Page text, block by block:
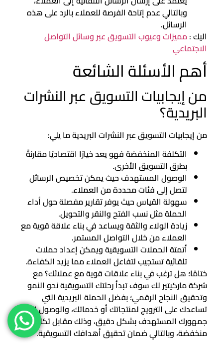
وبالتالي عدم إتاحة الفرصة للعملاء بالرد على هذه
الرسائل.
اليك :مميزات وعيوب التسويق عبر وسائل التواصل
الاجتماعي
أهم الأسئلة الشائعة
من إيجابيات التسويق عبر النشرات
البريدية؟
من إيجابيات التسويق عبر النشرات البريدية ما يلي:
التكلفة المنخفضة فهو يعد خيارًا اقتصاديًا مقارنةً
بطرق التسويق الأخرى.
الوصول المستهدف حيث يمكن تخصيص الرسائل
لتصل إلى فئات محددة من العملاء.
سهولة القياس حيث يوفر تقارير مفصلة حول أداء
الحملة مثل نسب الفتح والنقر والتحويل.
زيادة الولاء والثقة ويساعد في بناء علاقة قوية مع
العملاء من خلال التواصل المستمر.
أتمتة الحملات التسويقية ويمكن إعداد حملات
تلقائية تستجيب لتفاعل العملاء مما يزيد الكفاءة.
ختامًا؛ هل ترغب في بناء علاقات قوية مع عملائك؟ مع
شركة ماركيتير لك سوف تبدأ رحلتك التسويقية نحو النمو
وتحقيق النجاح الرقمي؛ بفضل الحملة البريدية التي
تساعدك على الترويج لمنتجاتك أو خدماتك، والوصول إلى
جمهورك المستهدف بشكل دقيق، وذلك مقابل تكلفة
منخفضة، وبالتالي ضمان تحقيق أهدافك التسويقية.